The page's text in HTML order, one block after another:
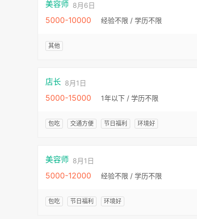
美容师 8月6日
5000-10000 经验不限 / 学历不限
其他
店长 8月1日
5000-15000 1年以下 / 学历不限
包吃 交通方便 节日福利 环境好
美容师 8月1日
5000-12000 经验不限 / 学历不限
包吃 节日福利 环境好